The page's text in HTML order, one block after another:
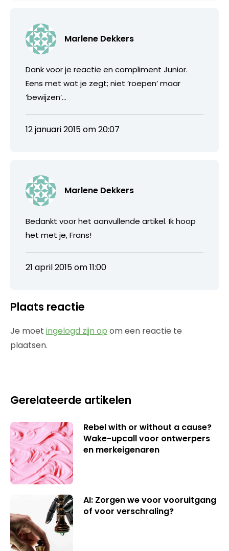
Marlene Dekkers
Dank voor je reactie en compliment Junior.
Eens met wat je zegt; niet ‘roepen’ maar
‘bewijzen’…
12 januari 2015 om 20:07
Marlene Dekkers
Bedankt voor het aanvullende artikel. Ik hoop
het met je, Frans!
21 april 2015 om 11:00
Plaats reactie
Je moet ingelogd zijn op om een reactie te
plaatsen.
Gerelateerde artikelen
Rebel with or without a cause?
Wake-upcall voor ontwerpers
en merkeigenaren
AI: Zorgen we voor vooruitgang
of voor verschraling?